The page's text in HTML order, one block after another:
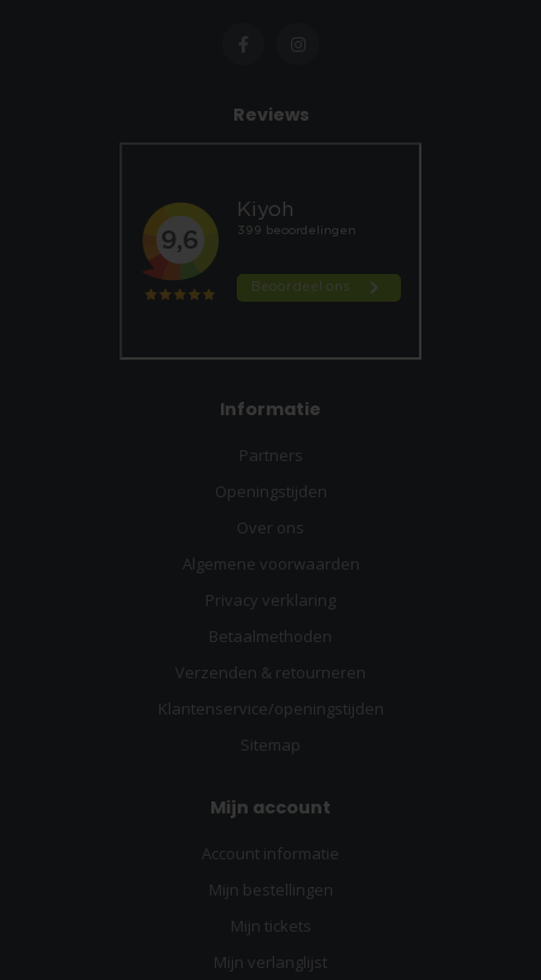
Reviews
Informatie
Partners
Openingstijden
Over ons
Algemene voorwaarden
Privacy verklaring
Betaalmethoden
Verzenden & retourneren
Klantenservice/openingstijden
Sitemap
Mijn account
Account informatie
Mijn bestellingen
Mijn tickets
Mijn verlanglijst